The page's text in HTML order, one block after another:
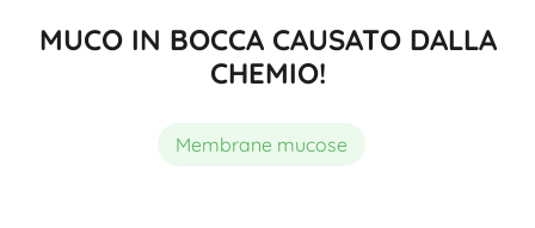
MUCO IN BOCCA CAUSATO DALLA
CHEMIO!
Membrane mucose